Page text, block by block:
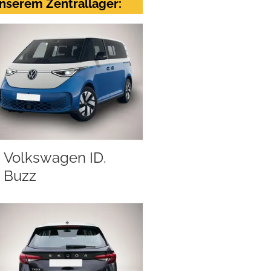
Zentrallager:
Volkswagen ID.
Buzz